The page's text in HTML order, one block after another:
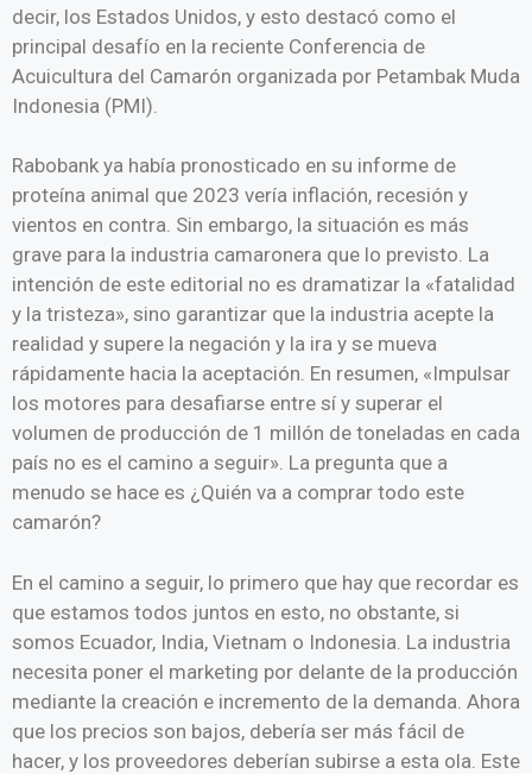
decir, los Estados Unidos, y esto destacó como el
principal desafío en la reciente Conferencia de
Acuicultura del Camarón organizada por Petambak Muda
Indonesia (PMI).
Rabobank ya había pronosticado en su informe de
proteína animal que 2023 vería inflación, recesión y
vientos en contra. Sin embargo, la situación es más
grave para la industria camaronera que lo previsto. La
intención de este editorial no es dramatizar la «fatalidad
y la tristeza», sino garantizar que la industria acepte la
realidad y supere la negación y la ira y se mueva
rápidamente hacia la aceptación. En resumen, «Impulsar
los motores para desafiarse entre sí y superar el
volumen de producción de 1 millón de toneladas en cada
país no es el camino a seguir». La pregunta que a
menudo se hace es ¿Quién va a comprar todo este
camarón?
En el camino a seguir, lo primero que hay que recordar es
que estamos todos juntos en esto, no obstante, si
somos Ecuador, India, Vietnam o Indonesia. La industria
necesita poner el marketing por delante de la producción
mediante la creación e incremento de la demanda. Ahora
que los precios son bajos, debería ser más fácil de
hacer, y los proveedores deberían subirse a esta ola. Este